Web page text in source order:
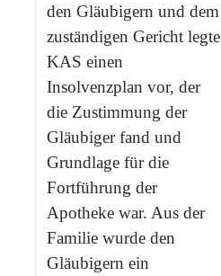
den Gläubigern und dem
zuständigen Gericht legte
KAS einen
Insolvenzplan vor, der
die Zustimmung der
Gläubiger fand und
Grundlage für die
Fortführung der
Apotheke war. Aus der
Familie wurde den
Gläubigern ein